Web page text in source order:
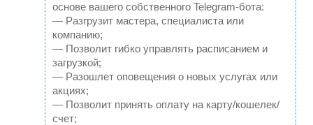
основе вашего собственного Telegram-бота:
— Разгрузит мастера, специалиста или
компанию;
— Позволит гибко управлять расписанием и
загрузкой;
— Разошлет оповещения о новых услугах или
акциях;
— Позволит принять оплату на карту/кошелек/
счет;